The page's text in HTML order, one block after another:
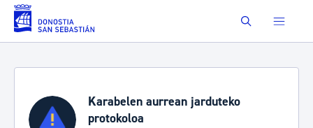
Eduki nagusira joan Buscar
Karabelen aurrean jarduteko
protokoloa